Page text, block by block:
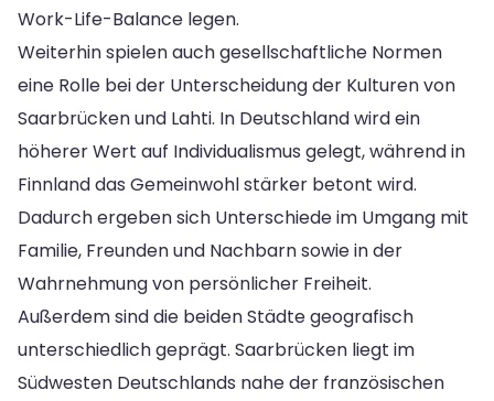
Work-Life-Balance legen.
Weiterhin spielen auch gesellschaftliche Normen
eine Rolle bei der Unterscheidung der Kulturen von
Saarbrücken und Lahti. In Deutschland wird ein
höherer Wert auf Individualismus gelegt, während in
Finnland das Gemeinwohl stärker betont wird.
Dadurch ergeben sich Unterschiede im Umgang mit
Familie, Freunden und Nachbarn sowie in der
Wahrnehmung von persönlicher Freiheit.
Außerdem sind die beiden Städte geografisch
unterschiedlich geprägt. Saarbrücken liegt im
Südwesten Deutschlands nahe der französischen